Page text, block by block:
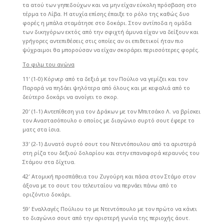
τα ατού των γηπεδούχων και να μην είχαν εύκολη πρόσβαση στο
τέρμα το Λίβα. Η ατυχία επίσης έπαιξε το ρόλο της καθώς δυο
φορές η μπάλα σταμάτησε στο δοκάρι. Στον αντίποδα η ομάδα
των δικηγόρων εκτός από την σφιχτή άμυνα είχαν να δείξουν και
γρήγορες αντεπιθέσεις στις οποίες αν οι επιθετικοί ήταν πιο
ψύχραιμοι θα μπορούσαν να είχαν σκοράρει περισσότερες φορές.
Το φιλμ του αγώνα
11′ (1-0) Κόρνερ από τα δεξιά με τον Πούλιο να γεμίζει και τον
Παραρά να πηδάει ψηλότερα από όλους και με κεφαλιά από το
δεύτερο δοκάρι να ανοίγει το σκορ.
20′ (1-1) Αντεπίθεση για τον Δράκων με τον Μπιτσάκο Λ. να βρίσκει
τον Αναστασόπουλο ο οποίος με διαγώνιο συρτό σουτ έφερε το
ματς στα ίσια.
33′ (2-1) Δυνατό συρτό σουτ του Ντεντόπουλου από τα αριστερά
στη ρίζα του δεξιού δολαρίου και στην επαναφορά κεραυνός του
Στάμου στα δίχτυα.
42′ Ατομική προσπάθεια του Ζυγούρη και πάσα στον Στάμο στον
άξονα με το σουτ του τελευταίου να περνάει πάνω από το
οριζόντιο δοκάρι.
59′ Εναλλαγές Πούλιου το με Ντεντόπουλο με τον πρώτο να κάνει
το διαγώνιο σουτ από την αριστερή γωνία της περιοχής άουτ.